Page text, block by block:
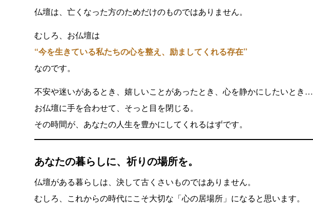
仏壇は、亡くなった方のためだけのものではありません。
むしろ、お仏壇は
“今を生きている私たちの心を整え、励ましてくれる存在”
なのです。
不安や迷いがあるとき、嬉しいことがあったとき、心を静かにしたいとき…
お仏壇に手を合わせて、そっと目を閉じる。
その時間が、あなたの人生を豊かにしてくれるはずです。
あなたの暮らしに、祈りの場所を。
仏壇がある暮らしは、決して古くさいものではありません。
むしろ、これからの時代にこそ大切な「心の居場所」になると思います。